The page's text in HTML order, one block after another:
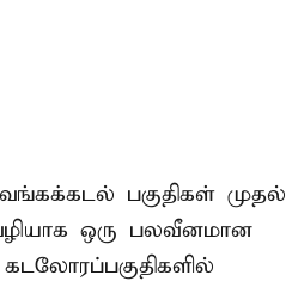
பகுதிகள் முதல்
ஒரு பலவீனமான